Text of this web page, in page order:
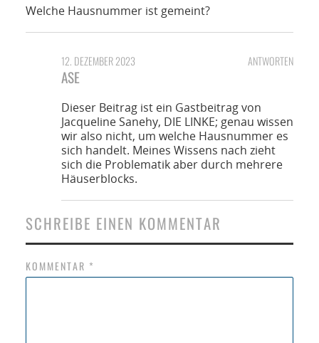
Welche Hausnummer ist gemeint?
ANTWORTEN
12. DEZEMBER 2023
ASE
Dieser Beitrag ist ein Gastbeitrag von
Jacqueline Sanehy, DIE LINKE; genau wissen
wir also nicht, um welche Hausnummer es
sich handelt. Meines Wissens nach zieht
sich die Problematik aber durch mehrere
Häuserblocks.
SCHREIBE EINEN KOMMENTAR
KOMMENTAR *